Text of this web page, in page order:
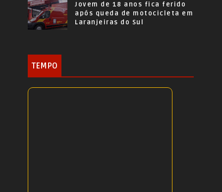
Jovem de 18 anos fica ferido
após queda de motocicleta em
Laranjeiras do Sul
TEMPO